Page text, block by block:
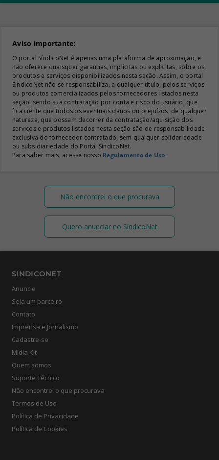
Aviso importante:
O portal SíndicoNet é apenas uma plataforma de aproximação, e
não oferece quaisquer garantias, implícitas ou explicitas, sobre os
produtos e serviços disponibilizados nesta seção. Assim, o portal
SíndicoNet não se responsabiliza, a qualquer título, pelos serviços
ou produtos comercializados pelos fornecedores listados nesta
seção, sendo sua contratação por conta e risco do usuário, que
fica ciente que todos os eventuais danos ou prejuízos, de qualquer
natureza, que possam decorrer da contratação/aquisição dos
serviços e produtos listados nesta seção são de responsabilidade
exclusiva do fornecedor contratado, sem qualquer solidariedade
ou subsidiariedade do Portal SíndicoNet.
Para saber mais, acesse nosso Regulamento de Uso.
Não encontrei o que procurava
Quero anunciar no SíndicoNet
SINDICONET
Anuncie
Seja um parceiro
Contato
Imprensa e Jornalismo
Cadastre-se
Mídia Kit
Quem somos
Suporte Técnico
Não encontrei o que procurava
Termos de Uso
Política de Privacidade
Política de Cookies